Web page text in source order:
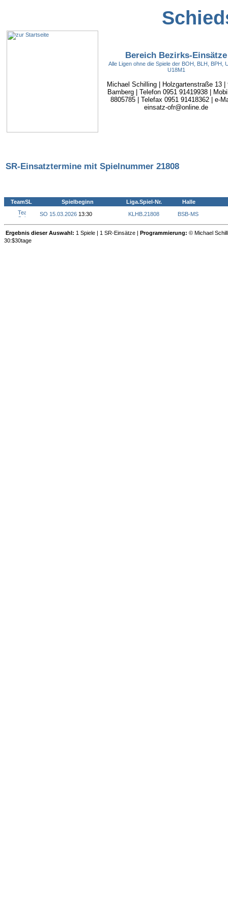
Bereich Bezirks-Einsätze
Alle Ligen ohne die Spiele der BOH, BLH, BPH,
U18M1
Michael Schilling | Holzgartenstraße 13 |
Bamberg | Telefon 0951 91419938 |
8805785 | Telefax 0951 91418362 | e-
einsatz-ofr@online.de
SR-Einsatztermine mit Spielnummer 21808
TeamSL Spielbeginn Liga.Spiel-Nr.
Halle
SO 15.03.2026 13:30 KLHB 21808 BSB-MS
Ergebnis dieser Auswahl: 1 Spiele | 1 SR-Einsätze | Programmierung: © Michael
30:$30tage